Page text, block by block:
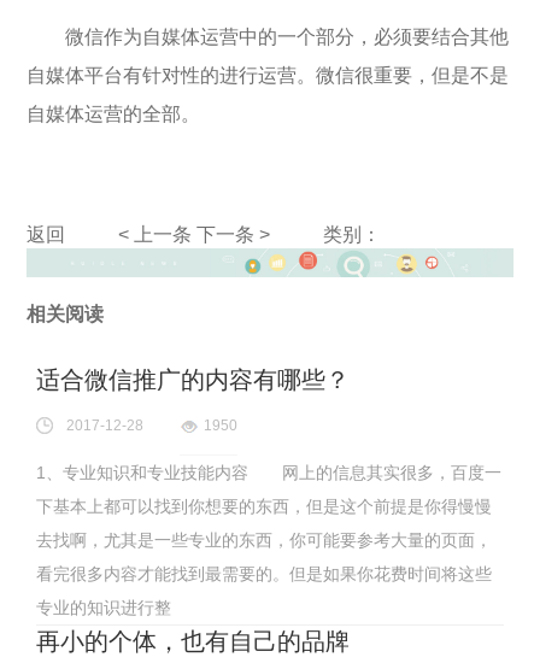
微信作为自媒体运营中的一个部分，必须要结合其他
自媒体平台有针对性的进行运营。微信很重要，但是不是
自媒体运营的全部。
返回 < 上一条 下一条 > 类别：
相关阅读
适合微信推广的内容有哪些？
2017-12-28 1950
1、专业知识和专业技能内容 网上的信息其实很多，百度一
下基本上都可以找到你想要的东西，但是这个前提是你得慢慢
去找啊，尤其是一些专业的东西，你可能要参考大量的页面，
看完很多内容才能找到最需要的。但是如果你花费时间将这些
专业的知识进行整
再小的个体，也有自己的品牌